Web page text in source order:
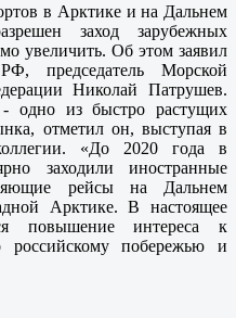
в Арктике и на Дальнем
заход зарубежных
увеличить. Об этом заявил
председатель Морской
Николай Патрушев.
одно из быстро растущих
отметил он, выступая в
«До 2020 года в
заходили иностранные
рейсы на Дальнем
Арктике. В настоящее
повышение интереса к
российскому побережью и